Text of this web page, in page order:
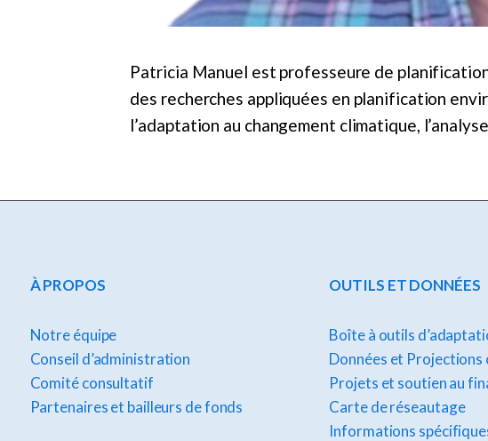
Patricia Manuel est professeure de
des recherches appliquées en planification
l’adaptation au changement climatique,
À PROPOS
Notre équipe
Conseil d’administration
Comité consultatif
Partenaires et bailleurs de fonds
OUTILS ET DONNÉES
Boîte à outils
Données et Projections
Projets et soutien au
Carte de réseautage
Informations